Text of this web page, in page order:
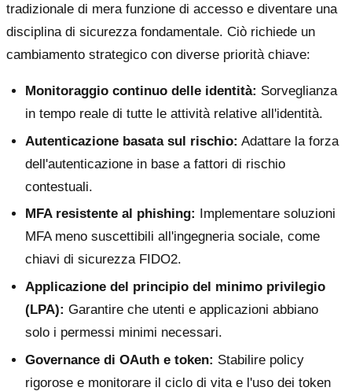
tradizionale di mera funzione di accesso e diventare una
disciplina di sicurezza fondamentale. Ciò richiede un
cambiamento strategico con diverse priorità chiave:
Monitoraggio continuo delle identità: Sorveglianza
in tempo reale di tutte le attività relative all'identità.
Autenticazione basata sul rischio: Adattare la forza
dell'autenticazione in base a fattori di rischio
contestuali.
MFA resistente al phishing:
Implementare soluzioni
MFA meno suscettibili all'ingegneria sociale, come
chiavi di sicurezza FIDO2.
Applicazione del principio del minimo privilegio
(LPA): Garantire che utenti e applicazioni abbiano
solo i permessi minimi necessari.
Governance di OAuth e token: Stabilire policy
rigorose e monitorare il ciclo di vita e l'uso dei token